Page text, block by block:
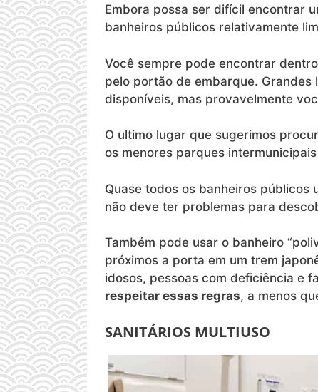
Embora possa ser difícil encontrar
banheiros públicos relativamente
Você sempre pode encontrar
pelo portão de embarque.
disponíveis, mas provavelmente
O ultimo lugar que sugerimos
os menores parques
Quase todos os banheiros
não deve ter problemas para
Também pode usar o banheiro
próximos a porta em um trem
idosos, pessoas com deficiência e
respeitar essas regras, a menos
SANITÁRIOS MULTIUSO